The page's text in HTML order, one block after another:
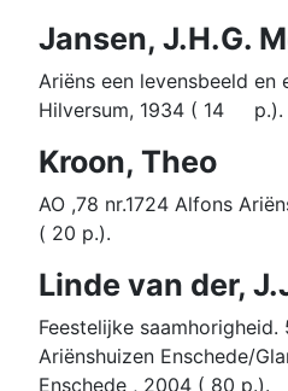
Jansen, J.H.G.
Ariëns een levensbeeld
Hilversum, 1934 ( 14 p.).
Kroon, Theo
AO ,78 nr.1724 Alfons
( 20 p.).
Linde van der,
Feestelijke
Ariënshuizen Enschede/
Enschede , 2004 ( 80 p.).